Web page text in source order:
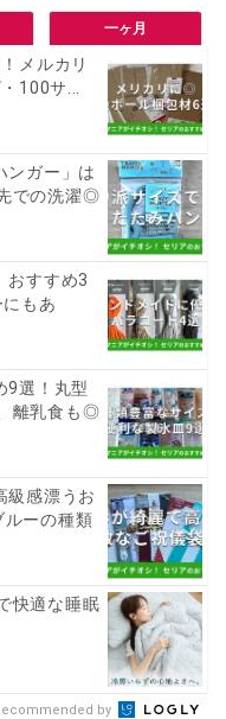
一ヶ月
メルカリ
100サ...
ンガー」は
での洗濯◎
おすすめ3
もあ
9選！丸型
離乳食も◎
級感漂うお
ルーの種類
快適な睡眠
by